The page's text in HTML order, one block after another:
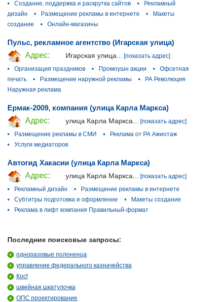
•
Создание, поддержка и раскрутка сайтов •
Рекламный
дизайн
• Размещение рекламы в интернете •
Макеты
создание
• Онлайн-магазины
Пульс, рекламное агентство (Игарская улица)
Адрес:
Игарская улица... [показать адрес]
•
Организация праздников • Промоушн акции •
Офсетная
печать
• Размещение наружной рекламы •
РА Революция
Наружная реклама
Ермак-2009, компания (улица Карла Маркса)
Адрес:
улица Карла Маркса...
[показать адрес]
•
Размещение рекламы в СМИ •
Реклама от РА Ажиотаж
•
Услуги медиаторов
Автогид Хакасии (улица Карла Маркса)
Адрес:
улица Карла Маркса...
[показать адрес]
•
Рекламный дизайн •
Размещение рекламы в интернете
•
Субтитры подготовка и оформление •
Макеты создание
•
Реклама в лифт компания Правильный-формат
Последние поисковые запросы:
одноразовые полоненца
управление федерального казначейства
Косf
швейная шкатулочка
ОПС проектирование